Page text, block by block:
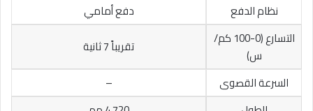
نظام الدفع
دفع أمامي
التسارع (0-100 كم/
س)
تقريباً 7 ثانية
السرعة القصوى
–